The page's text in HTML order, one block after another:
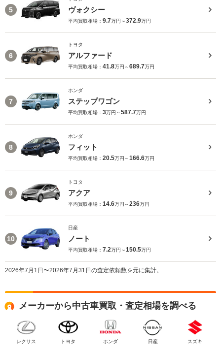
5 ヴォクシー
平均買取相場： 9.7万円～372.9万円
6
トヨタ
アルファード
平均買取相場： 41.8万円～689.7万円
7
ホンダ
ステップワゴン
平均買取相場： 3万円～587.7万円
8
ホンダ
フィット
平均買取相場： 20.5万円～166.6万円
9
トヨタ
アクア
平均買取相場： 14.6万円～236万円
10
日産
ノート
平均買取相場： 7.2万円～150.5万円
2026年7月1日〜2026年7月31日の査定依頼数を元に集計。
メーカーから中古車買取・査定相場を調べる
レクサス トヨタ ホンダ 日産 スズキ